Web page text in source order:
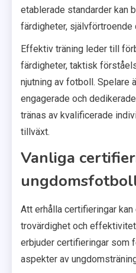
etablerade standarder kan
färdigheter,
Effektiv träning leder till
färdigheter, taktisk
njutning av fotboll. Spelare
engagerade och
tränas av kvalificerade
tillväxt.
Vanliga
Att erhålla certifieringar kan
trovärdighet och
erbjuder certifieringar som
aspekter av